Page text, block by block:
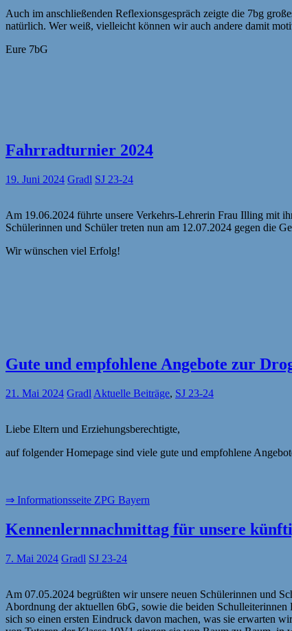
Auch im anschließenden Reflexionsgespräch zeigte die 7bg
natürlich. Wer weiß, vielleicht können wir auch andere damit
Eure 7bG
Fahrradturnier 2024
19. Juni 2024 Gradl SJ 23-24
Am 19.06.2024 führte unsere Verkehrs-Lehrerin Frau Illing mit
Schülerinnen und Schüler treten nun am 12.07.2024 gegen die
Wir wünschen viel Erfolg!
Gute und empfohlene Angebote zur
21. Mai 2024 Gradl Aktuelle Beiträge, SJ 23-24
Liebe Eltern und Erziehungsberechtigte,
auf folgender Homepage sind viele gute und empfohlene
⇒ Informationsseite ZPG Bayern
Kennenlernnachmittag für unsere
7. Mai 2024 Gradl SJ 23-24
Am 07.05.2024 begrüßten wir unsere neuen Schülerinnen und
Abordnung der aktuellen 6bG, sowie die beiden
sich so einen ersten Eindruck davon machen, was sie erwarten